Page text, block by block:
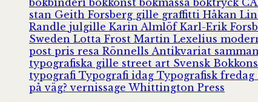
stan Geith Forsberg gille graffitti Håkan
Randle julgille Karin Almlöf Karl-Erik
Sweden Lotta Frost Martin Lexelius
post pris resa Rönnells Antikvariat
typografiska gille street art Svensk
typografi Typografi idag Typografisk fredag
på väg?vernissage Whittington Press